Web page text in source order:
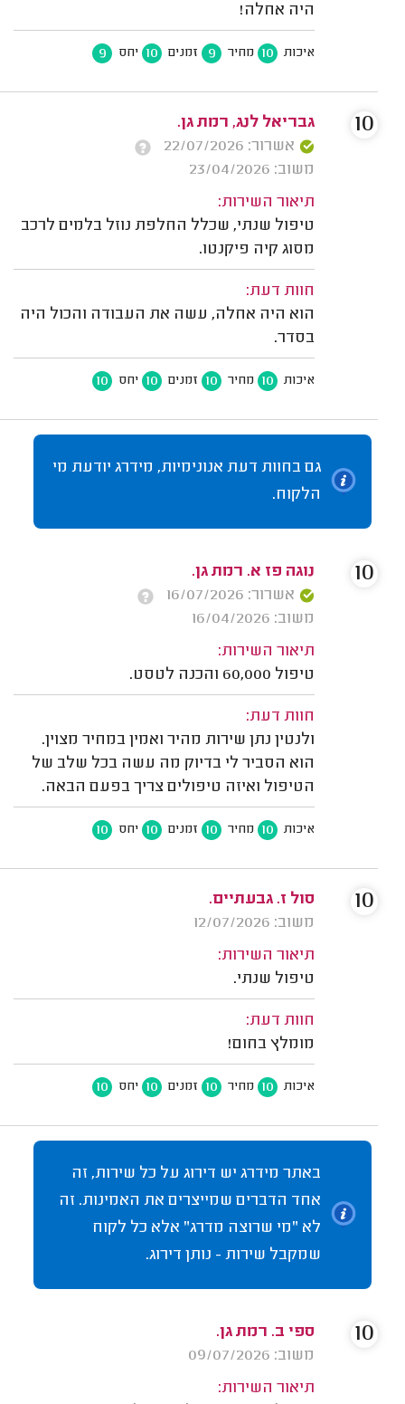
היה אחלה!
איכות 10 מחיר 9 זמנים 10 יחס 9
גבריאל לנג, רמת גן.
אשרור: 22/07/2026
משוב: 23/04/2026
תיאור השירות:
טיפול שנתי, שכלל החלפת נוזל בלמים לרכב
מסוג קיה פיקנטו.
חוות דעת:
הוא היה אחלה, עשה את העבודה והכול היה
בסדר.
איכות 10 מחיר 10 זמנים 10 יחס 10
10
גם בחוות דעת אנונימיות, מידרג יודעת מי
הלקוח.
נוגה פז א. רמת גן.
אשרור: 16/07/2026
משוב: 16/04/2026
תיאור השירות:
טיפול 60,000 והכנה לטסט.
חוות דעת:
ולנטין נתן שירות מהיר ואמין במחיר מצוין.
הוא הסביר לי בדיוק מה עשה בכל שלב של
הטיפול ואיזה טיפולים צריך בפעם הבאה.
איכות 10 מחיר 10 זמנים 10 יחס 10
10
סול ז. גבעתיים.
משוב: 12/07/2026
תיאור השירות:
טיפול שנתי.
חוות דעת:
מומלץ בחום!
איכות 10 מחיר 10 זמנים 10 יחס 10
10
באתר מידרג יש דירוג על כל שירות, זה
אחד הדברים שמייצרים את האמינות. זה
לא "מי שרוצה מדרג" אלא כל לקוח
שמקבל שירות - נותן דירוג.
ספי ב. רמת גן.
משוב: 09/07/2026
תיאור השירות:
10